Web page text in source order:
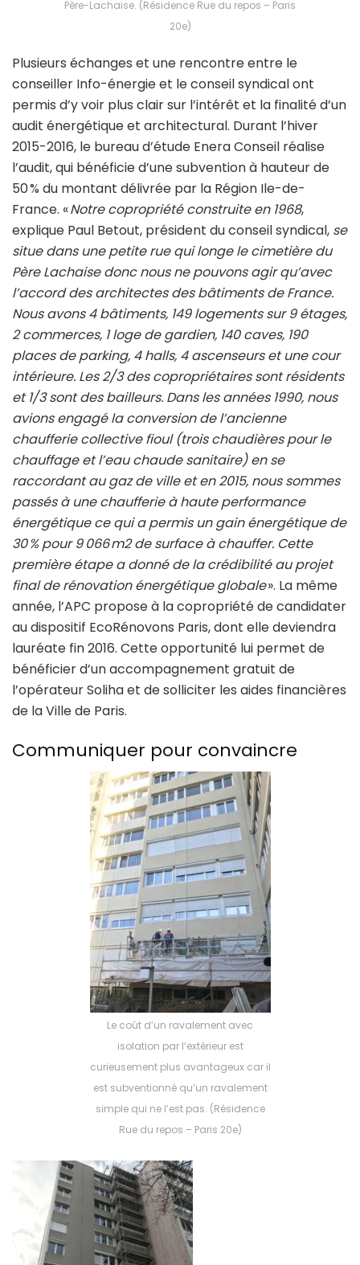
Père-Lachaise. (Résidence Rue du repos – Paris
20e)
Plusieurs échanges et une rencontre entre le
conseiller Info-énergie et le conseil syndical ont
permis d’y voir plus clair sur l’intérêt et la finalité d’un
audit énergétique et architectural. Durant l’hiver
2015-2016, le bureau d’étude Enera Conseil réalise
l’audit, qui bénéficie d’une subvention à hauteur de
50 % du montant délivrée par la Région Ile-de-
France. «Notre copropriété construite en 1968,
explique Paul Betout, président du conseil syndical, se
situe dans une petite rue qui longe le cimetière du
Père Lachaise donc nous ne pouvons agir qu’avec
l’accord des architectes des bâtiments de France.
Nous avons 4 bâtiments, 149 logements sur 9 étages,
2 commerces, 1 loge de gardien, 140 caves, 190
places de parking, 4 halls, 4 ascenseurs et une cour
intérieure. Les 2/3 des copropriétaires sont résidents
et 1/3 sont des bailleurs. Dans les années 1990, nous
avions engagé la conversion de l’ancienne
chaufferie collective fioul (trois chaudières pour le
chauffage et l’eau chaude sanitaire) en se
raccordant au gaz de ville et en 2015, nous sommes
passés à une chaufferie à haute performance
énergétique ce qui a permis un gain énergétique de
30 % pour 9 066 m2 de surface à chauffer. Cette
première étape a donné de la crédibilité au projet
final de rénovation énergétique globale». La même
année, l’APC propose à la copropriété de candidater
au dispositif EcoRénovons Paris, dont elle deviendra
lauréate fin 2016. Cette opportunité lui permet de
bénéficier d’un accompagnement gratuit de
l’opérateur Soliha et de solliciter les aides financières
de la Ville de Paris.
Communiquer pour convaincre
Le coût d’un ravalement avec
isolation par l’extérieur est
curieusement plus avantageux car il
est subventionné qu’un ravalement
simple qui ne l’est pas. (Résidence
Rue du repos – Paris 20e)